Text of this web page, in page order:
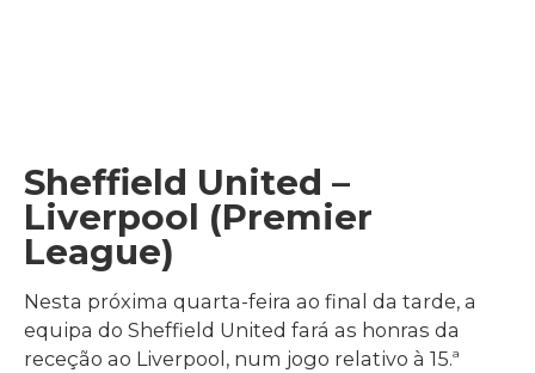
Sheffield United –
Liverpool (Premier
League)
Nesta próxima quarta-feira ao final da tarde, a
equipa do Sheffield United fará as honras da
receção ao Liverpool, num jogo relativo à 15.ª